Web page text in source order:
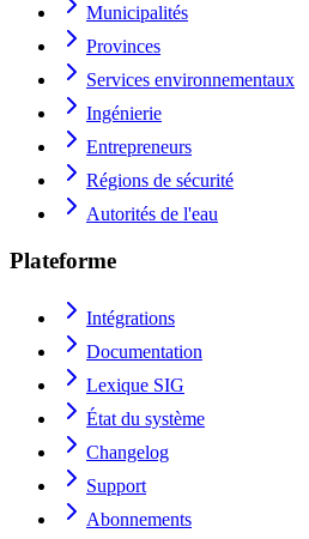
Municipalités
Provinces
Services environnementaux
Ingénierie
Entrepreneurs
Régions de sécurité
Autorités de l'eau
Plateforme
Intégrations
Documentation
Lexique SIG
État du système
Changelog
Support
Abonnements